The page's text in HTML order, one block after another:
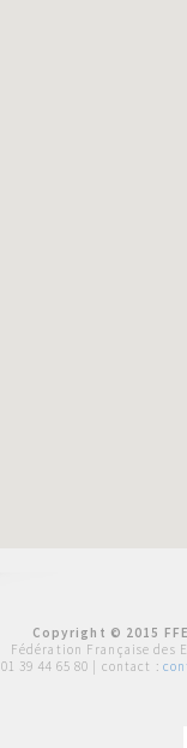
Copyright © 2015
Fédération Française des
01 39 44 65 80 | contact :